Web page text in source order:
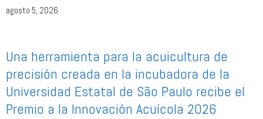
agosto 5, 2026
Una herramienta para la acuicultura de
precisión creada en la incubadora de la
Universidad Estatal de São Paulo recibe el
Premio a la Innovación Acuícola 2026